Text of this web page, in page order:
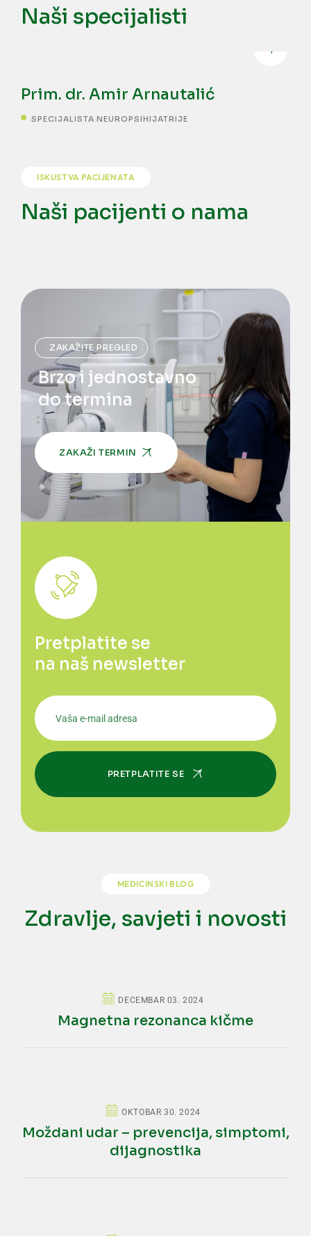
Naši specijalisti
SPECIJALISTA NEUROPSIHIJATRIJE
Prim. dr. Amir Arnautalić
ISKUSTVA PACIJENATA
Naši pacijenti o nama
ZAKAŽITE PREGLED
Brzo i jednostavno
do termina
ZAKAŽI TERMIN
Pretplatite se
na naš newsletter
PRETPLATITE SE
MEDICINSKI BLOG
Zdravlje, savjeti i novosti
DECEMBAR 03. 2024
Magnetna rezonanca kičme
OKTOBAR 30. 2024
Moždani udar – prevencija, simptomi,
dijagnostika